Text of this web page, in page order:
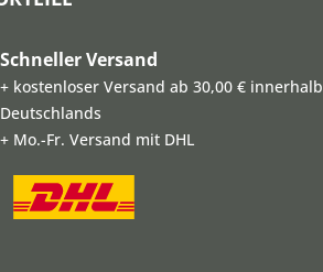
Schneller Versand
+ kostenloser Versand ab 30,00 € innerhalb
Deutschlands
+ Mo.-Fr. Versand mit DHL